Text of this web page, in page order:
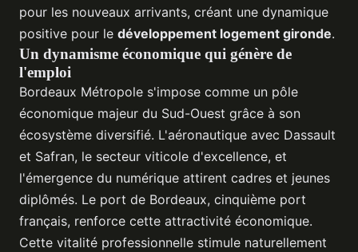
pour les nouveaux arrivants, créant une dynamique
positive pour le développement logement gironde.
Un dynamisme économique qui génère de
l'emploi
Bordeaux Métropole s'impose comme un pôle
économique majeur du Sud-Ouest grâce à son
écosystème diversifié. L'aéronautique avec Dassault
et Safran, le secteur viticole d'excellence, et
l'émergence du numérique attirent cadres et jeunes
diplômés. Le port de Bordeaux, cinquième port
français, renforce cette attractivité économique.
Cette vitalité professionnelle stimule naturellement